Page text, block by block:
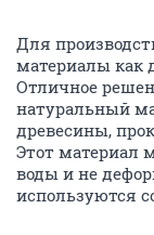
Для
материалы как
Отличное
натуральный
древесины,
Этот материал
воды и не
используются